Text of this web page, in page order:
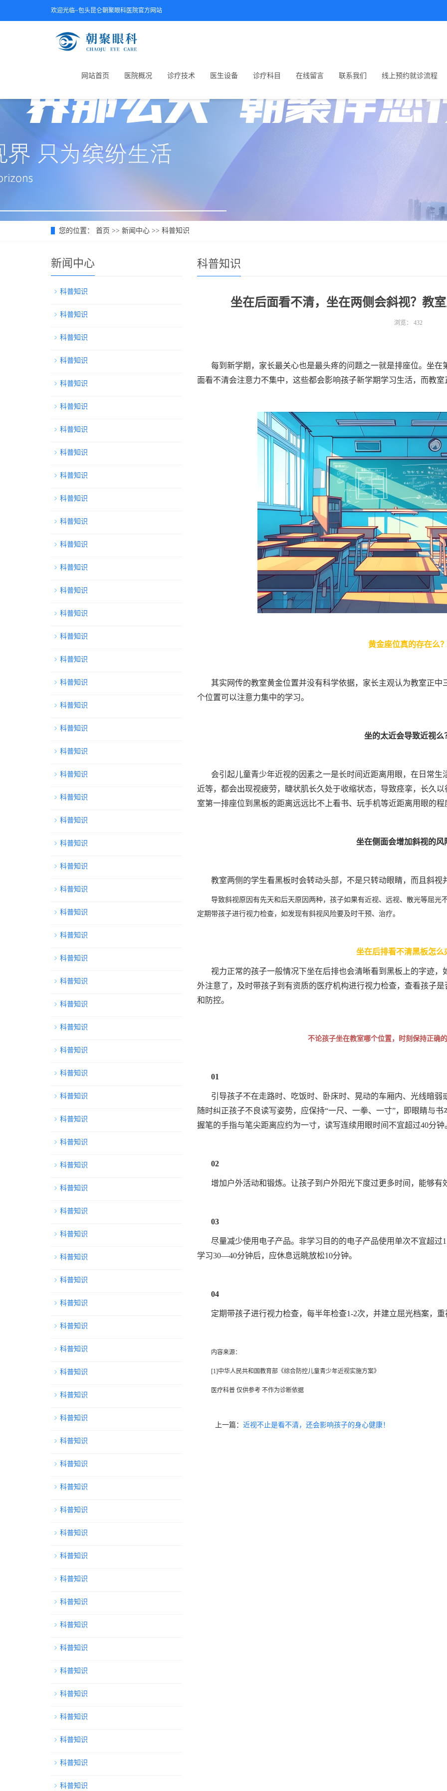
欢迎光临~包头昆仑朝聚眼科医院官方网站
网站首页 医院概况 诊疗技术 医生设备 诊疗科目 在线留言 联系我们 线上预约就诊流程
您的位置： 首页 >> 新闻中心 >> 科普知识
科普知识
坐在后面看不清，坐在两侧会斜视？教
浏览： 432
每到新学期，家长最关心也是最头疼的问题之一就是排座位。坐
面看不清会注意力不集中，这些都会影响孩子新学期学习生活，而教
黄金座位真的存在么
其实网传的教室黄金位置并没有科学依据，家长主观认为教室正
个位置可以注意力集中的学习。
坐的太近会导致近视么
会引起儿童青少年近视的因素之一是长时间近距离用眼，在日常
近等，都会出现视疲劳，睫状肌长久处于收缩状态，导致痉挛，长久
室第一排座位到黑板的距离远远比不上看书、玩手机等近距离用眼的
坐在侧面会增加斜视的风
教室两侧的学生看黑板时会转动头部，不是只转动眼睛，而且斜
导致斜视原因有先天和后天原因两种，孩子如果有近视、远视、散光等屈光
定期带孩子进行视力检查，如发现有斜视风险要及时干预、治疗。
坐在后排看不清黑板怎么
视力正常的孩子一般情况下坐在后排也会清晰看到黑板上的字迹
外注意了，及时带孩子到有资质的医疗机构进行视力检查，查看孩子
和防控。
不论孩子坐在教室哪个位置，时刻保持正确
01
引导孩子不在走路时、吃饭时、卧床时、晃动的车厢内、光线暗
随时纠正孩子不良读写姿势，应保持“一尺、一拳、一寸”，即眼睛与
握笔的手指与笔尖距离应约为一寸，读写连续用眼时间不宜超过40分钟
02
增加户外活动和锻炼。让孩子到户外阳光下度过更多时间，能够有
03
尽量减少使用电子产品。非学习目的的电子产品使用单次不宜超
学习30―40分钟后，应休息远眺放松10分钟。
04
定期带孩子进行视力检查，每半年检查1-2次，并建立屈光档案，
内容来源：
[1]中华人民共和国教育部《综合防控儿童青少年近视实施方案》
医疗科普 仅供参考 不作为诊断依据
上一篇：近视不止是看不清，还会影响孩子的身心健康！
新闻中心
科普知识
科普知识
科普知识
科普知识
科普知识
科普知识
科普知识
科普知识
科普知识
科普知识
科普知识
科普知识
科普知识
科普知识
科普知识
科普知识
科普知识
科普知识
科普知识
科普知识
科普知识
科普知识
科普知识
科普知识
科普知识
科普知识
科普知识
科普知识
科普知识
科普知识
科普知识
科普知识
科普知识
科普知识
科普知识
科普知识
科普知识
科普知识
科普知识
科普知识
科普知识
科普知识
科普知识
科普知识
科普知识
科普知识
科普知识
科普知识
科普知识
科普知识
科普知识
科普知识
科普知识
科普知识
科普知识
科普知识
科普知识
科普知识
科普知识
科普知识
科普知识
科普知识
科普知识
科普知识
科普知识
科普知识